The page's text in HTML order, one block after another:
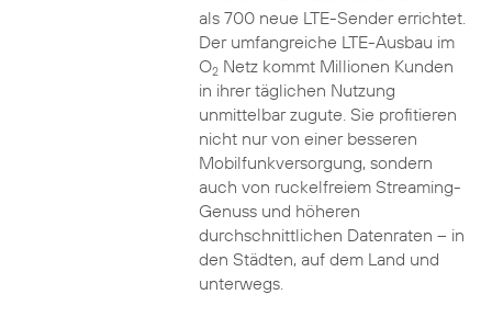
als 700 neue LTE-Sender errichtet.
Der umfangreiche LTE-Ausbau im
O2Netz kommt Millionen Kunden
in ihrer täglichen Nutzung
unmittelbar zugute. Sie profitieren
nicht nur von einer besseren
Mobilfunkversorgung, sondern
auch von ruckelfreiem Streaming-
Genuss und höheren
durchschnittlichen Datenraten – in
den Städten, auf dem Land und
unterwegs.